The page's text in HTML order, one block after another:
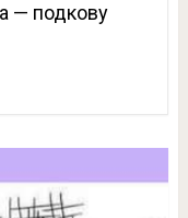
— подкову